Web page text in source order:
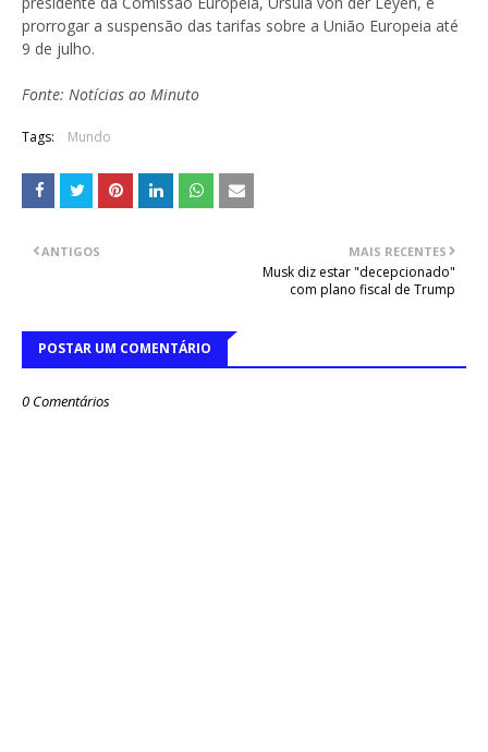
prorrogar a suspensão das tarifas sobre a União Europeia até
9 de julho.
Fonte: Notícias ao Minuto
Tags: Mundo
MAIS RECENTES
Musk diz estar "decepcionado"
com plano fiscal de Trump
ANTIGOS
POSTAR UM COMENTÁRIO
0 Comentários